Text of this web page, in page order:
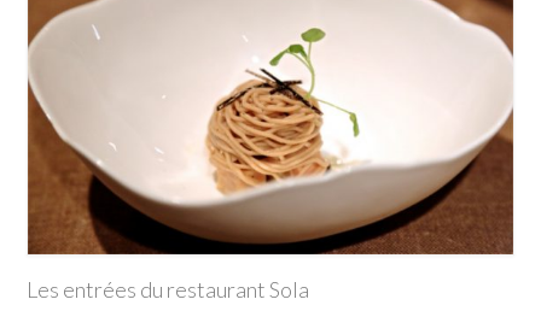
Les entrées du restaurant Sola